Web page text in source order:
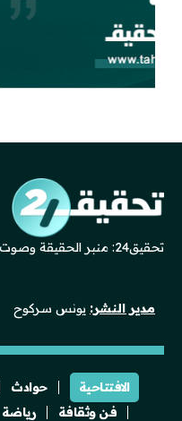
تحقيق24: منبر الحقيقة وصوت المصداقية.
مدير النشر: يونس سركوح
الافتتاحية حوادث
فن وثقافة
رياضة